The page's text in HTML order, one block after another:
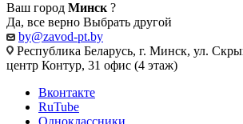
Ваш город Минск ?
Да, все верно Выбрать другой
by@zavod-pt.by
Республика Беларусь, г. Минск, ул.
центр Контур, 31 офис (4 этаж)
Вконтакте
RuTube
Одноклассники